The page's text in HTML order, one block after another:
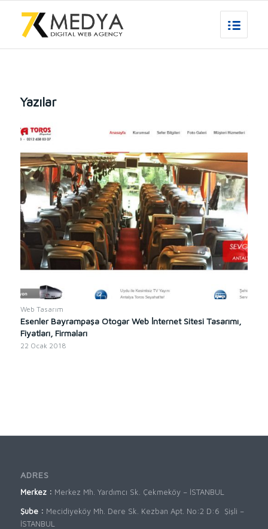
Yazılar
Web Tasarım
Esenler Bayrampaşa Otogar Web İnternet Sitesi Tasarımı,
Fiyatları, Firmaları
22 Ocak 2018
ADRES
Merkez : Merkez Mh. Yardımcı Sk. Çekmeköy – İSTANBUL
Şube : Mecidiyeköy Mh. Dere Sk. Kezban Apt. No:2 D:6 Şişli –
İSTANBUL